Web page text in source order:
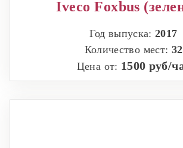
Iveco Foxbus
Год выпуска:2017
Количество мест: 32
Цена от: 1500 руб/